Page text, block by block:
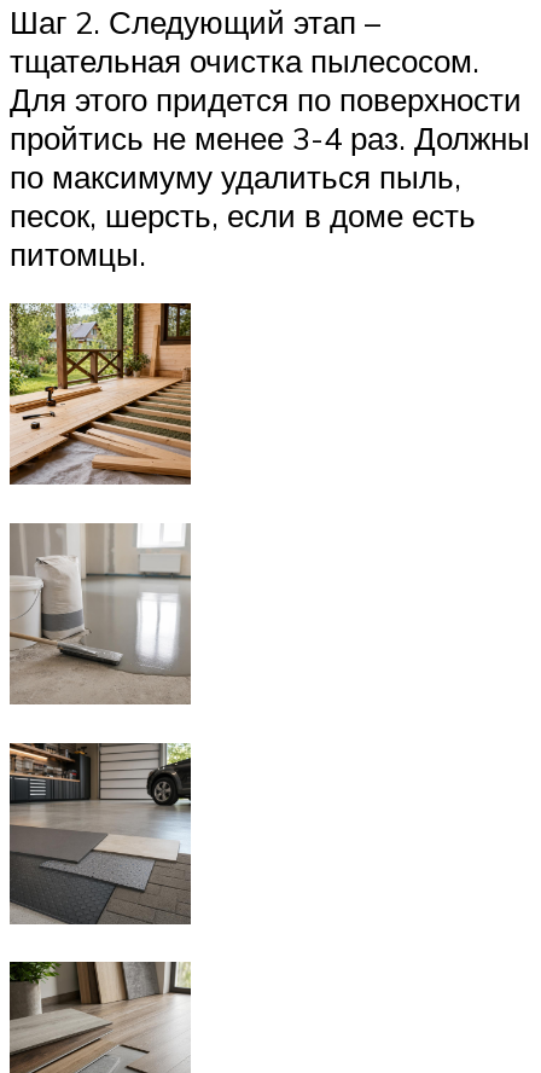
Шаг 2. Следующий этап –
тщательная очистка пылесосом.
Для этого придется по поверхности
пройтись не менее 3-4 раз. Должны
по максимуму удалиться пыль,
песок, шерсть, если в доме есть
питомцы.